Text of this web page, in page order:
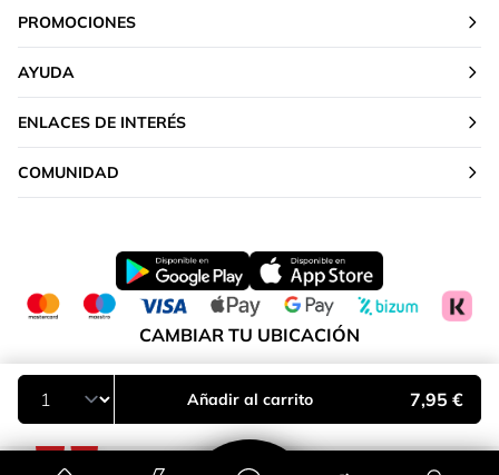
Añadir al carrito 7,95 €
PROMOCIONES
AYUDA
ENLACES DE INTERÉS
COMUNIDAD
CAMBIAR TU UBICACIÓN
Península y Baleares